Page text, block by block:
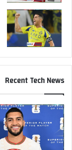
Recent Tech News